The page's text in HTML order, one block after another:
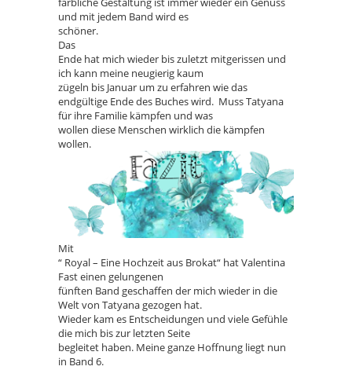
und mit jedem Band wird es
schöner.
Das
Ende hat mich wieder bis zuletzt mitgerissen und
ich kann meine neugierig kaum
zügeln bis Januar um zu erfahren wie das
endgültige Ende des Buches wird. Muss Tatyana
für ihre Familie kämpfen und was
wollen diese Menschen wirklich die kämpfen
wollen.
Mit
“ Royal – Eine Hochzeit aus Brokat“ hat Valentina
Fast einen gelungenen
fünften Band geschaffen der mich wieder in die
Welt von Tatyana gezogen hat.
Wieder kam es Entscheidungen und viele Gefühle
die mich bis zur letzten Seite
begleitet haben. Meine ganze Hoffnung liegt nun
in Band 6.